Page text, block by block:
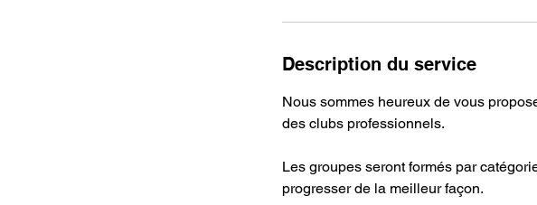
e
e
7
a
û
t
Description du service
Nous sommes heureux de vous
des clubs professionnels.
Les groupes seront formés par
progresser de la meilleur façon.